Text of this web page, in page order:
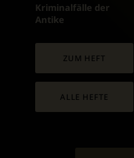
:
Kriminalfälle der
Antike
ZUM HEFT
ALLE HEFTE